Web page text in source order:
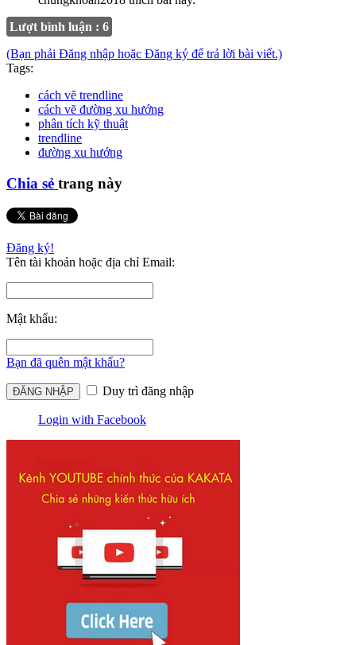
Lượt bình luận : 6
(Bạn phải Đăng nhập hoặc Đăng ký để trả lời bài viết.)
Tags:
cách vẽ trendline
cách vẽ đường xu hướng
phân tích kỹ thuật
trendline
đường xu hướng
Chia sẻ trang này
Đăng ký!
Tên tài khoản hoặc địa chỉ Email:
Mật khẩu:
Bạn đã quên mật khẩu?
Duy trì đăng nhập
Login with Facebook